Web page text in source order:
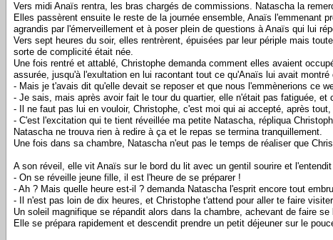
Vers midi Anaïs rentra, les bras chargés de commissions. Natascha la
Elles passèrent ensuite le reste de la journée ensemble, Anaïs l'emmenant
agrandis par l'émerveillement et à poser plein de questions à Anaïs qui lui
Vers sept heures du soir, elles rentrèrent, épuisées par leur périple mais
sorte de complicité était née.
Une fois rentré et attablé, Christophe demanda comment elles avaient
assurée, jusqu'à l'exultation en lui racontant tout ce qu'Anaïs lui avait
- Mais je t'avais dit qu'elle devait se reposer et que nous l'emmènerions ce
- Je sais, mais après avoir fait le tour du quartier, elle n'était pas fatiguée,
- Il ne faut pas lui en vouloir, Christophe, c'est moi qui ai accepté, après
- C'est l'excitation qui te tient réveillée ma petite Natascha, répliqua
Natascha ne trouva rien à redire à ça et le repas se termina tranquillement.
Une fois dans sa chambre, Natascha n'eut pas le temps de réaliser que
A son réveil, elle vit Anaïs sur le bord du lit avec un gentil sourire et
- On se réveille jeune fille, il est l'heure de se préparer !
- Ah ? Mais quelle heure est-il ? demanda Natascha l'esprit encore tout
- Il n'est pas loin de dix heures, et Christophe t'attend pour aller te faire
Un soleil magnifique se répandit alors dans la chambre, achevant de faire
Elle se prépara rapidement et descendit prendre un petit déjeuner sur le